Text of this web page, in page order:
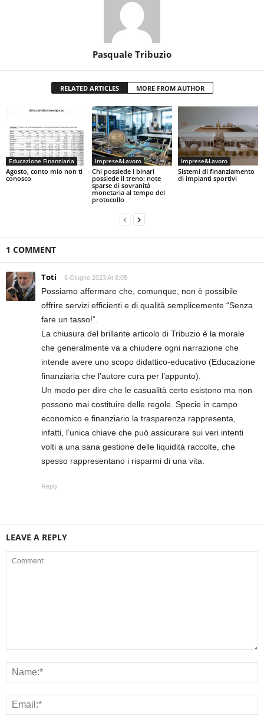
Pasquale Tribuzio
RELATED ARTICLES MORE FROM AUTHOR
Educazione Finanziaria
Agosto, conto mio non ti
conosco
Imprese&Lavoro
Chi possiede i binari
possiede il treno: note
sparse di sovranità
monetaria al tempo del
protocollo
Imprese&Lavoro
Sistemi di finanziamento
di impianti sportivi
1 COMMENT
Toti 6 Giugno 2023 At 8:05
Possiamo affermare che, comunque, non è possibile
offrire servizi efficienti e di qualità semplicemente “Senza
fare un tasso!”.
La chiusura del brillante articolo di Tribuzio è la morale
che generalmente va a chiudere ogni narrazione che
intende avere uno scopo didattico-educativo (Educazione
finanziaria che l’autore cura per l’appunto).
Un modo per dire che le casualità certo esistono ma non
possono mai costituire delle regole. Specie in campo
economico e finanziario la trasparenza rappresenta,
infatti, l’unica chiave che può assicurare sui veri intenti
volti a una sana gestione delle liquidità raccolte, che
spesso rappresentano i risparmi di una vita.
Reply
LEAVE A REPLY